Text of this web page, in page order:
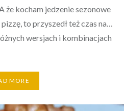
że kocham jedzenie sezonowe
to przyszedł też czas na…
wersjach i kombinacjach
MORE